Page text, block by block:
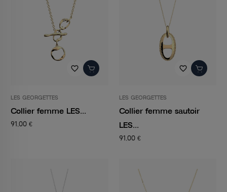
favorite_border
LES GEORGETTES
Collier femme LES...
91,00 €
favorite_border
LES GEORGETTES
Collier femme sautoir
LES...
91,00 €